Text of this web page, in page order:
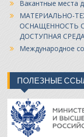
Вакантные места
МАТЕРИАЛЬНО-
ОСНАЩЕННОСТЬ
ДОСТУПНАЯ
Международное
ПОЛЕЗНЫЕ